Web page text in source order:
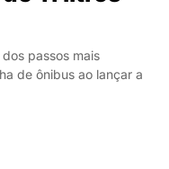
passos mais
de ônibus ao lançar a